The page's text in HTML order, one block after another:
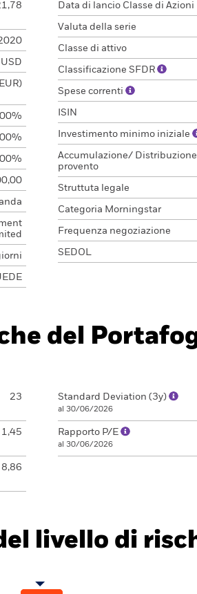
USD
Data di lancio Classe di Azioni
Valuta della serie
Classe di attivo
Classificazione SFDR
Spese correnti
ISIN
Investimento minimo iniziale
Accumulazione/ Distribuzione
provento
Struttuta legale
Categoria Morningstar
Frequenza negoziazione
SEDOL
del
23
1,45
8,86
Standard Deviation (3y)
al 30/06/2026
Rapporto P/E
al 30/06/2026
livello di